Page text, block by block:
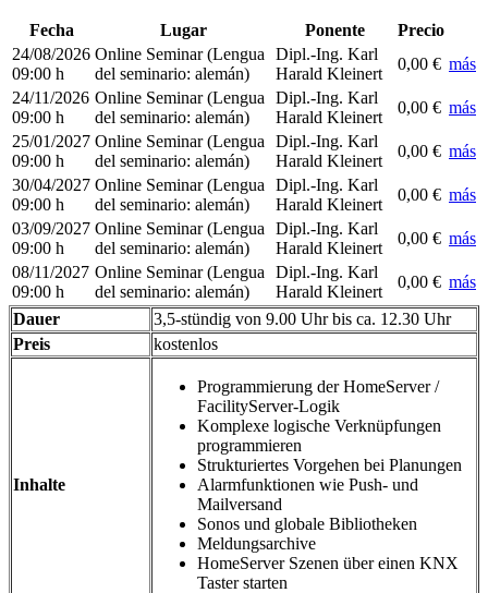
Fecha Lugar Ponente
Precio
24/08/2026
09:00 h
Online Seminar(Lengua
del seminario: alemán)
Dipl.-Ing. Karl
Harald Kleinert
0,00 € más
24/11/2026
09:00 h
Online Seminar(Lengua
del seminario: alemán)
Dipl.-Ing. Karl
Harald Kleinert
0,00 € más
25/01/2027
09:00 h
Online Seminar(Lengua
del seminario: alemán)
Dipl.-Ing. Karl
Harald Kleinert
0,00 € más
30/04/2027
09:00 h
Online Seminar(Lengua
del seminario: alemán)
Dipl.-Ing. Karl
Harald Kleinert
0,00 € más
03/09/2027
09:00 h
Online Seminar(Lengua
del seminario: alemán)
Dipl.-Ing. Karl
Harald Kleinert
0,00 € más
08/11/2027
09:00 h
Online Seminar(Lengua
del seminario: alemán)
Dipl.-Ing. Karl
Harald Kleinert
0,00 € más
Dauer
3,5-stündig von 9.00 Uhr bis ca. 12.30 Uhr
Preis
kostenlos
Inhalte
Programmierung der HomeServer /
FacilityServer-Logik
Komplexe logische Verknüpfungen
programmieren
Strukturiertes Vorgehen bei Planungen
Alarmfunktionen wie Push- und
Mailversand
Sonos und globale Bibliotheken
Meldungsarchive
HomeServer Szenen über einen KNX
Taster starten